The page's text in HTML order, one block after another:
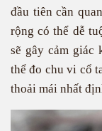
đầu tiên cần
rộng có thể dễ
sẽ gây cảm giác
thể đo chu vi cổ
thoải mái nhất